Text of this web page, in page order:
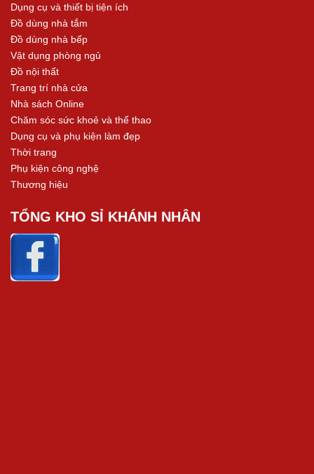
Dụng cụ và thiết bị tiện ích
Đồ dùng nhà tắm
Đồ dùng nhà bếp
Vật dụng phòng ngủ
Đồ nội thất
Trang trí nhà cửa
Nhà sách Online
Chăm sóc sức khoẻ và thể thao
Dụng cụ và phụ kiện làm đẹp
Thời trang
Phụ kiện công nghệ
Thương hiệu
TỔNG KHO SỈ KHÁNH NHÂN